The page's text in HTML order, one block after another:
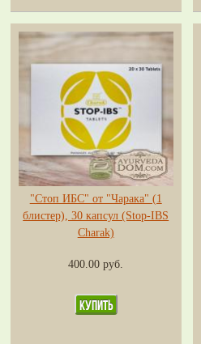
"Стоп ИБС" от "Чарака" (1
блистер), 30 капсул (Stop-IBS
Charak)
400.00 руб.